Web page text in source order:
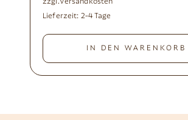
zzgl.Versandkosten
Lieferzeit: 2-4 Tage
IN DEN WARENKORB